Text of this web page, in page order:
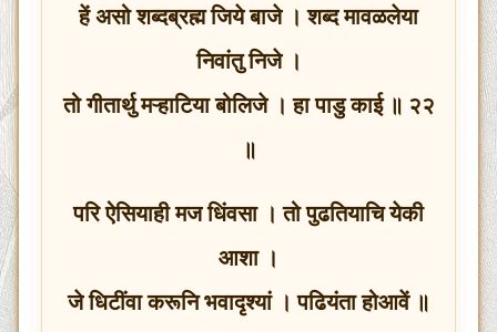
हें असो शब्दब्रह्म जिये बाजे । शब्द मावळलेया
निवांतु निजे ।
तो गीतार्थु मऱ्हाटिया बोलिजे । हा पाडु काई ॥ २२
॥
परि ऐसियाही मज धिंवसा । तो पुढतियाचि येकी
आशा ।
जे धिटींवा करूनि भवादृश्यां । पढियंता होआवें ॥